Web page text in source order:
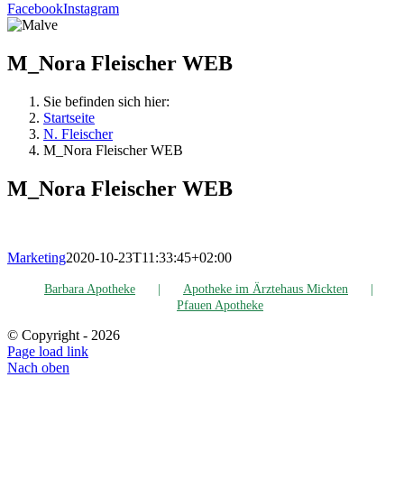
FacebookInstagram
M_Nora Flei­scher WEB
Sie befinden sich hier:
Startseite
N. Flei­scher
M_Nora Flei­scher WEB
M_Nora Flei­scher WEB
Marketing2020-10-23T11:33:45+02:00
Bar­ba­ra Apotheke
Apo­the­ke im Ärz­te­haus Mickten
Pfau­en Apotheke
© Copyright - 2026
Page load link
Nach oben